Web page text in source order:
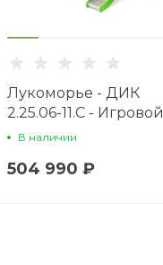
Лукоморье - ДИК
2.25.06-11.С - Игровой
комплекс H=1200
В наличии
504 990 ₽